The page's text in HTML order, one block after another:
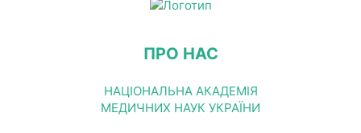
ПРО НАС
НАЦІОНАЛЬНА АКАДЕМІЯ
МЕДИЧНИХ НАУК УКРАЇНИ